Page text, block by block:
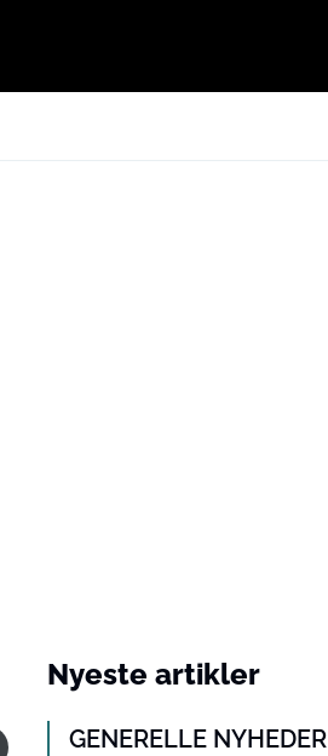
Nyeste artikler
GENERELLE NYHEDER